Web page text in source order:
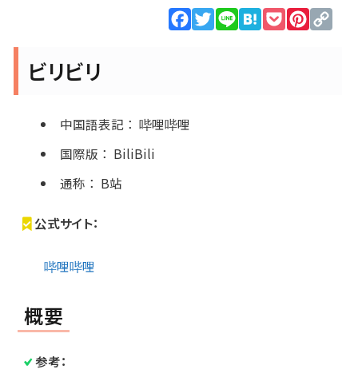
Facebook
Twitter
Line HatenaPocket
ビリビリ
中国語表記： 哔哩哔哩
国際版 ： BiliBili
通称 ： B站
公式サイト：
哔哩哔哩
概要
参考：